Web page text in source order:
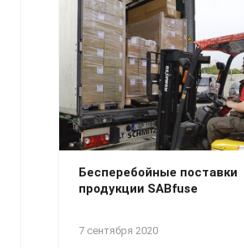
7 сентября 2020
Бесперебойные поставки
продукции SABfuse